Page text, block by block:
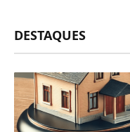
DESTAQUES